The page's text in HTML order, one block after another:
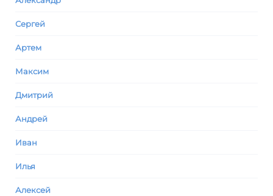
Сергей
Артем
Максим
Дмитрий
Андрей
Иван
Илья
Алексей